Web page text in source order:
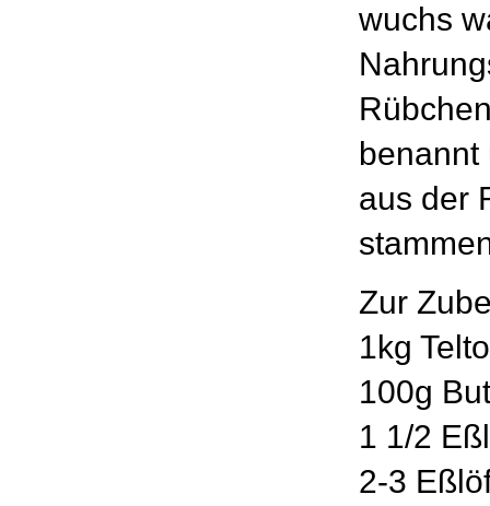
wuchs
aus der
Zur
1kg
100g
1 1/2
2-3